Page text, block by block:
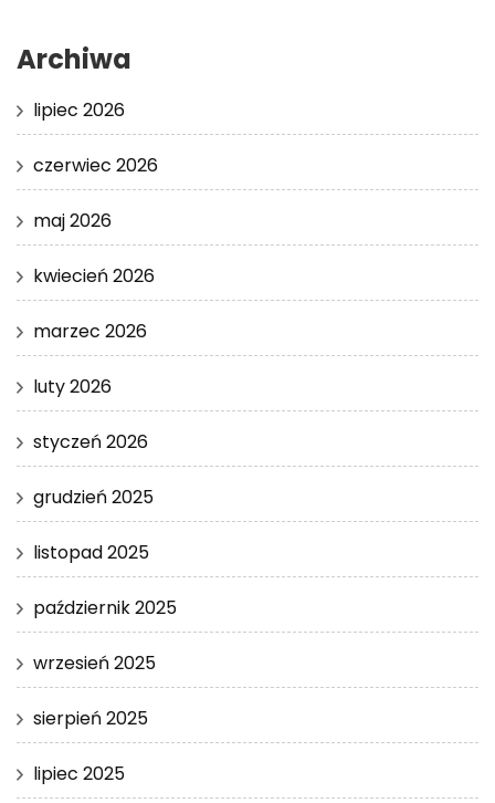
Archiwa
lipiec 2026
czerwiec 2026
maj 2026
kwiecień 2026
marzec 2026
luty 2026
styczeń 2026
grudzień 2025
listopad 2025
październik 2025
wrzesień 2025
sierpień 2025
lipiec 2025